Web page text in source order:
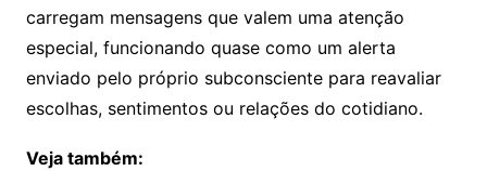
carregam mensagens que valem uma atenção
especial, funcionando quase como um alerta
enviado pelo próprio subconsciente para reavaliar
escolhas, sentimentos ou relações do cotidiano.
Veja também: